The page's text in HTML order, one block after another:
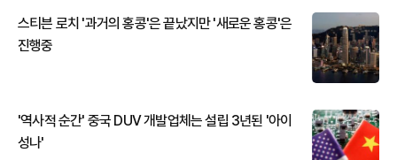
스티븐 로치 '과거의 홍콩'은 끝났지만 '새로운 홍콩'은
진행중
'역사적 순간' 중국 DUV 개발업체는 설립 3년된 '아이
성나'